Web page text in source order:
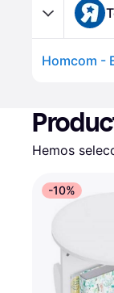
Homcom -
Hemos
-10%